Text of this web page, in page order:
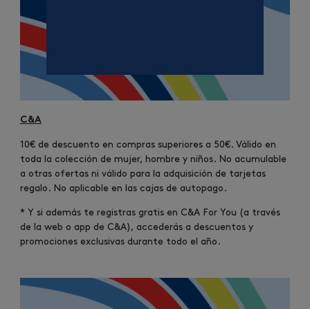
C&A
10€ de descuento en compras superiores a 50€. Válido en
toda la colección de mujer, hombre y niños. No acumulable
a otras ofertas ni válido para la adquisición de tarjetas
regalo. No aplicable en las cajas de autopago.
* Y si además te registras gratis en C&A For You (a través
de la web o app de C&A), accederás a descuentos y
promociones exclusivas durante todo el año.
Image